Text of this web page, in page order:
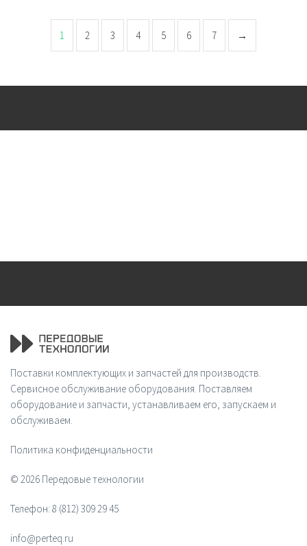
1 2 3 4 5 6 7 →
Поставки комплектующих и запчастей для производств.
Сервисное обслуживание оборудования. Поставляем
оборудование и запчасти, устанавливаем его, запускаем и
обслуживаем.
Политика конфиденциальности
© 2026 Передовые технологии
Телефон: 8 (812) 309 29 45
info@perteq.ru